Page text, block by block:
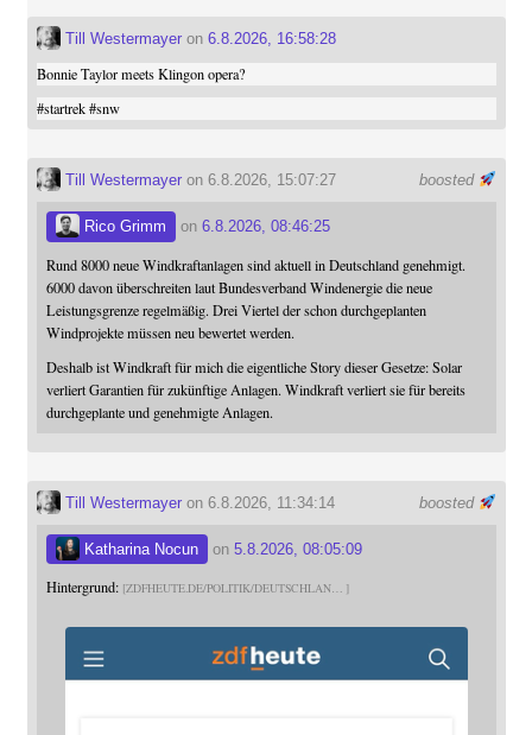
Till Westermayeron 6.8.2026, 16:58:28
Bonnie Taylor meets Klingon opera?
#startrek #snw
boosted
Till Westermayeron 6.8.2026, 15:07:27
Rico Grimm on 6.8.2026, 08:46:25
Rund 8000 neue Windkraftanlagen sind aktuell in Deutschland genehmigt.
6000 davon überschreiten laut Bundesverband Windenergie die neue
Leistungsgrenze regelmäßig. Drei Viertel der schon durchgeplanten
Windprojekte müssen neu bewertet werden.
Deshalb ist Windkraft für mich die eigentliche Story dieser Gesetze: Solar
verliert Garantien für zukünftige Anlagen. Windkraft verliert sie für bereits
durchgeplante und genehmigte Anlagen.
boosted
Till Westermayeron 6.8.2026, 11:34:14
Katharina Nocun on 5.8.2026, 08:05:09
Hintergrund: ZDFHEUTE.DE/POLITIK/DEUTSCHLAN